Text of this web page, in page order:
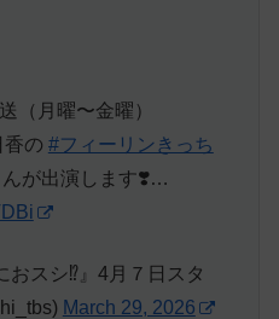
（月曜〜金曜）
香の #フィーリンきっち
が出演します❣️…
スシ⁉︎』4月７日スタ
March 29, 2026